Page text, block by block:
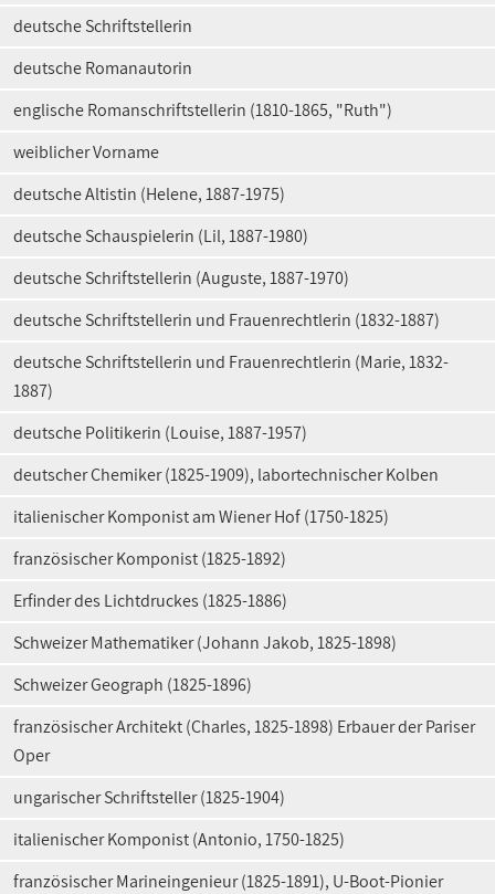
deutsche Schriftstellerin
deutsche Romanautorin
englische Romanschriftstellerin (1810-1865, "Ruth")
weiblicher Vorname
deutsche Altistin (Helene, 1887-1975)
deutsche Schauspielerin (Lil, 1887-1980)
deutsche Schriftstellerin (Auguste, 1887-1970)
deutsche Schriftstellerin und Frauenrechtlerin (1832-1887)
deutsche Schriftstellerin und Frauenrechtlerin (Marie, 1832-
1887)
deutsche Politikerin (Louise, 1887-1957)
deutscher Chemiker (1825-1909), labortechnischer Kolben
italienischer Komponist am Wiener Hof (1750-1825)
französischer Komponist (1825-1892)
Erfinder des Lichtdruckes (1825-1886)
Schweizer Mathematiker (Johann Jakob, 1825-1898)
Schweizer Geograph (1825-1896)
französischer Architekt (Charles, 1825-1898) Erbauer der Pariser
Oper
ungarischer Schriftsteller (1825-1904)
italienischer Komponist (Antonio, 1750-1825)
französischer Marineingenieur (1825-1891), U-Boot-Pionier